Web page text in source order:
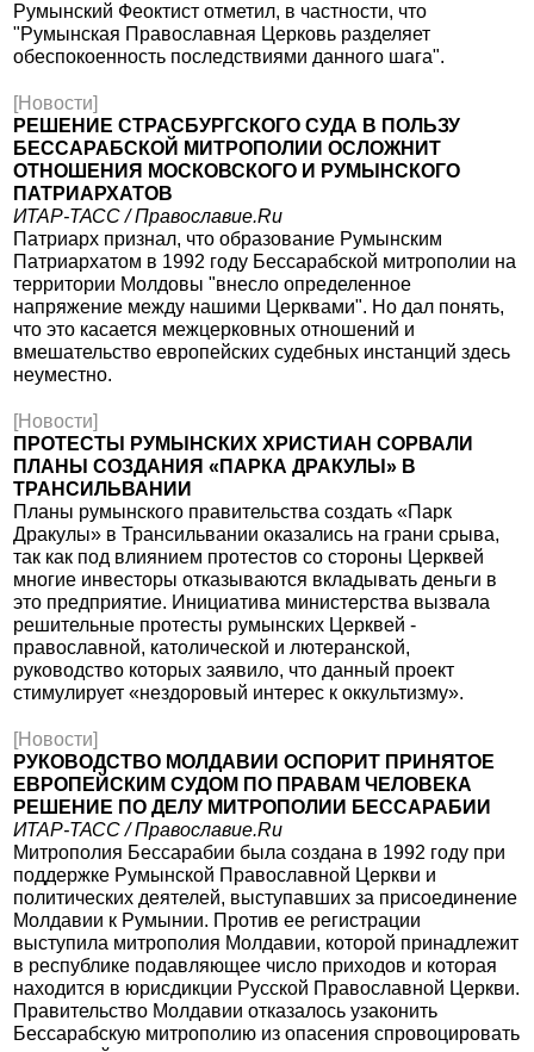
Румынский Феоктист отметил, в частности, что
"Румынская Православная Церковь разделяет
обеспокоенность последствиями данного шага".
[Новости]
РЕШЕНИЕ СТРАСБУРГСКОГО СУДА В ПОЛЬЗУ
БЕССАРАБСКОЙ МИТРОПОЛИИ ОСЛОЖНИТ
ОТНОШЕНИЯ МОСКОВСКОГО И РУМЫНСКОГО
ПАТРИАРХАТОВ
ИТАР-ТАСС / Православие.Ru
Патриарх признал, что образование Румынским
Патриархатом в 1992 году Бессарабской митрополии на
территории Молдовы "внесло определенное
напряжение между нашими Церквами". Но дал понять,
что это касается межцерковных отношений и
вмешательство европейских судебных инстанций здесь
неуместно.
[Новости]
ПРОТЕСТЫ РУМЫНСКИХ ХРИСТИАН СОРВАЛИ
ПЛАНЫ СОЗДАНИЯ «ПАРКА ДРАКУЛЫ» В
ТРАНСИЛЬВАНИИ
Планы румынского правительства создать «Парк
Дракулы» в Трансильвании оказались на грани срыва,
так как под влиянием протестов со стороны Церквей
многие инвесторы отказываются вкладывать деньги в
это предприятие. Инициатива министерства вызвала
решительные протесты румынских Церквей -
православной, католической и лютеранской,
руководство которых заявило, что данный проект
стимулирует «нездоровый интерес к оккультизму».
[Новости]
РУКОВОДСТВО МОЛДАВИИ ОСПОРИТ ПРИНЯТОЕ
ЕВРОПЕЙСКИМ СУДОМ ПО ПРАВАМ ЧЕЛОВЕКА
РЕШЕНИЕ ПО ДЕЛУ МИТРОПОЛИИ БЕССАРАБИИ
ИТАР-ТАСС / Православие.Ru
Митрополия Бессарабии была создана в 1992 году при
поддержке Румынской Православной Церкви и
политических деятелей, выступавших за присоединение
Молдавии к Румынии. Против ее регистрации
выступила митрополия Молдавии, которой принадлежит
в республике подавляющее число приходов и которая
находится в юрисдикции Русской Православной Церкви.
Правительство Молдавии отказалось узаконить
Бессарабскую митрополию из опасения спровоцировать